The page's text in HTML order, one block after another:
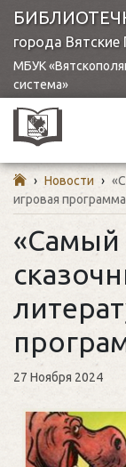
города
МБУК
система»
› Новости ›
игровая программа
27 Ноября 2024